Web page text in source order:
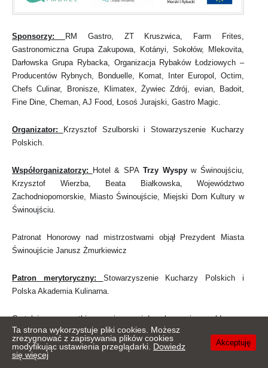
Sponsorzy:
RM Gastro, ZT Kruszwica, Farm Frites,
Gastronomiczna Grupa Zakupowa, Kotányi, Sokołów, Mlekovita,
Darłowska Grupa Rybacka, Organizacja Rybaków Łodziowych –
Producentów Rybnych, Bonduelle, Komat, Inter Europol, Octim,
Chefs Culinar, Bronisze, Klimatex, Żywiec Zdrój, evian, Badoit,
Fine Dine, Cheman, AJ Food, Łosoś Jurajski, Gastro Magic.
Organizator:
Krzysztof Szulborski i Stowarzyszenie Kucharzy
Polskich.
Współorganizatorzy: Hotel & SPATrzy Wyspyw Świnoujściu,
Krzysztof Wierzba, Beata Białkowska, Województwo
Zachodniopomorskie, Miasto Świnoujście, Miejski Dom Kultury w
Świnoujściu.
Patronat Honorowy nad mistrzostwami objął Prezydent Miasta
Świnoujście Janusz Żmurkiewicz
Patron merytoryczny: Stowarzyszenie Kucharzy Polskich i
Polska Akademia Kulinarna.
Gratulujemy wszystkim zwycięzcom i do zobaczenia za rok!
Posted by:Redaktor // Aktualności,Konkursy Wiadomości Wydarzyło się //
Ta strona wykorzystuje pliki cookies. Możesz
zrezygnować z zapisywania plików cookies
modyfikując ustawienia przeglądarki. Dowiedz
się więcej
Akceptuję